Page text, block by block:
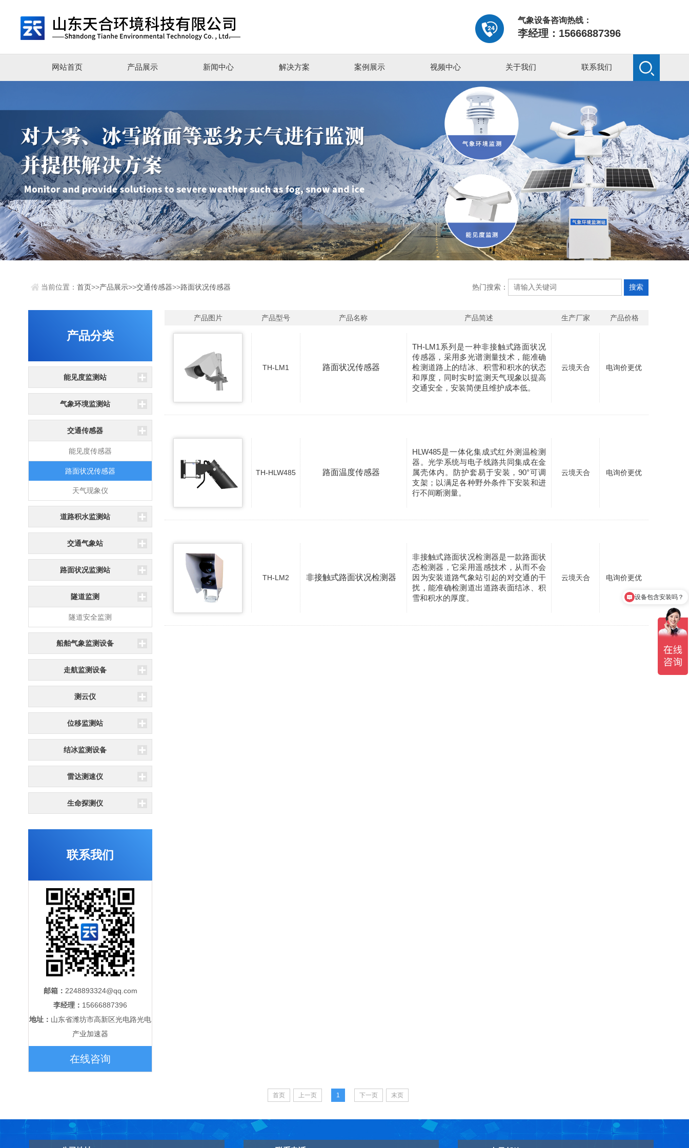
气象设备咨询热线：
李经理：15666887396
网站首页 产品展示 新闻中心 解决方案 案例展示 视频中心 关于我们 联系我们
当前位置：首页>>产品展示>>交通传感器>>路面状况传感器 热门搜索：
产品分类
能见度监测站
气象环境监测站
交通传感器
能见度传感器
路面状况传感器
天气现象仪
道路积水监测站
交通气象站
路面状况监测站
隧道监测
隧道安全监测
船舶气象监测设备
走航监测设备
测云仪
位移监测站
结冰监测设备
雷达测速仪
生命探测仪
联系我们
邮箱： 2248893324@qq.com
李经理： 15666887396
地址： 山东省潍坊市高新区光电路光电
产业加速器
在线咨询
产品图片 产品型号 产品名称 产品简述 生产厂家 产品价格
TH-LM1 路面状况传感器
TH-LM1系列是一种非接触式路面状况
传感器，采用多光谱测量技术，能准确
检测道路上的结冰、积雪和积水的状态
和厚度，同时实时监测天气现象以提高
交通安全，安装简便且维护成本低。
云境天合 电询价更优
TH-HLW485 路面温度传感器
HLW485是一体化集成式红外测温检测
器。光学系统与电子线路共同集成在金
属壳体内。防护套易于安装，90°可调
支架；以满足各种野外条件下安装和进
行不间断测量。
云境天合 电询价更优
TH-LM2 非接触式路面状况检测器
非接触式路面状况检测器是一款路面状
态检测器，它采用遥感技术，从而不会
因为安装道路气象站引起的对交通的干
扰，能准确检测道出道路表面结冰、积
雪和积水的厚度。
云境天合 电询价更优
首页 上一页 1 下一页 末页
设备包含安装吗？